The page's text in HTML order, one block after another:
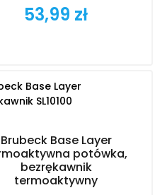
Cena
53,99 zł
Brubeck Base Layer
potówka,
bezrękawnik
termoaktywny